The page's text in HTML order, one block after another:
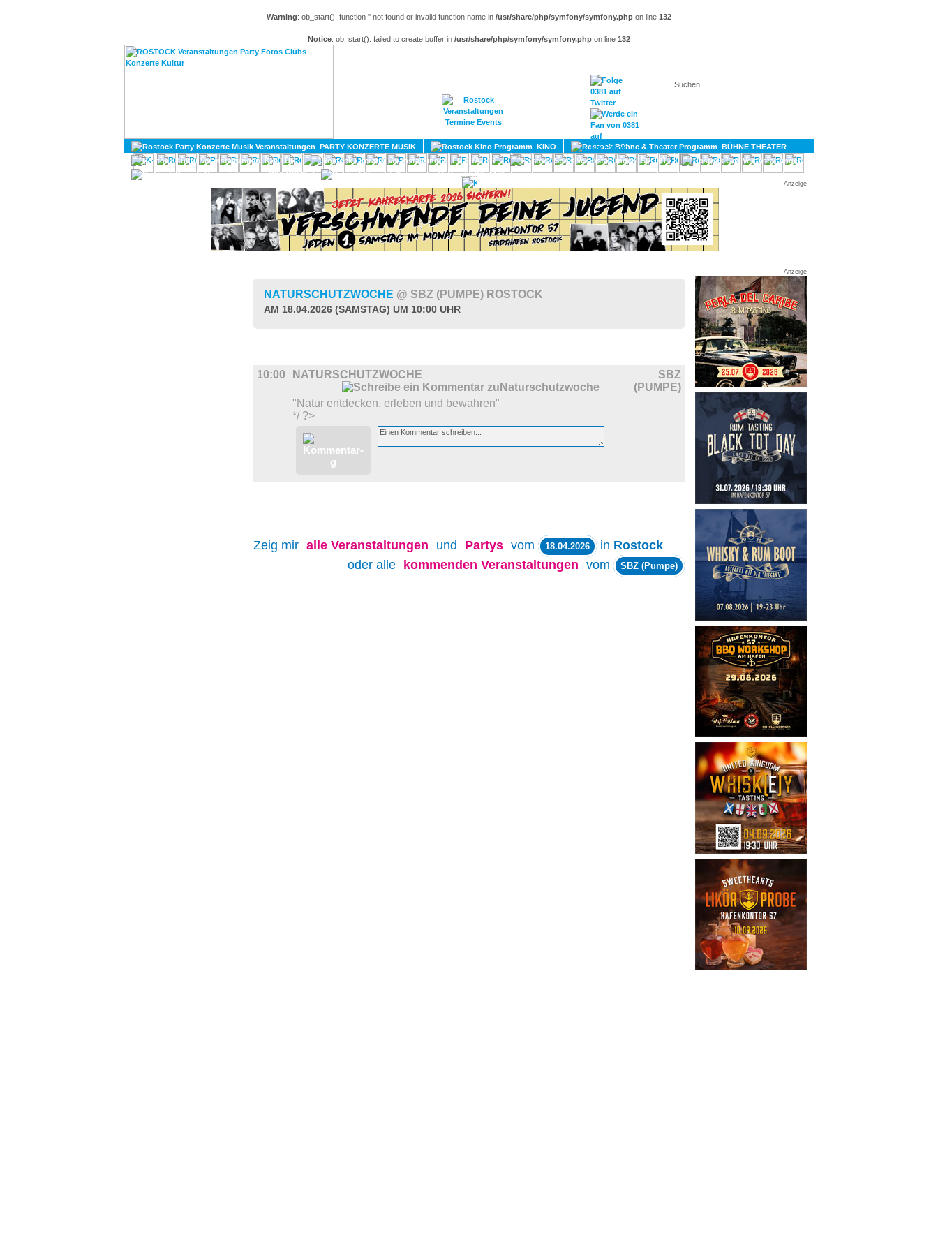
Warning: ob_start(): function '' not found or invalid function name in /usr/share/php/symfony/symfony.php on line 132
Notice: ob_start(): failed to create buffer in /usr/share/php/symfony/symfony.php on line 132
KONTAKT
PARTY KONZERTE MUSIK KINO
BÜHNE THEATER
KULTUR
LITERATUR SPORT
GAY
DIVERSES
UMLAND
Anzeige
Anzeige
NATURSCHUTZWOCHE @ SBZ (PUMPE) ROSTOCK
AM 18.04.2026 (SAMSTAG) UM 10:00 UHR
10:00 NATURSCHUTZWOCHE
SBZ
(PUMPE)
"Natur entdecken, erleben und bewahren"
*/ ?>
Zeig mir alle Veranstaltungen und Partys vom 18.04.2026 in Rostock
oder alle
kommenden Veranstaltungen vom SBZ (Pumpe)